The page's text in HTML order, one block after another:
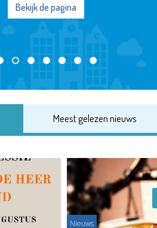
Bekijk de pagina
Meest gelezen nieuws
Nieuws